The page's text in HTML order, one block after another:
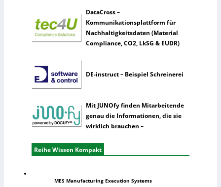
DataCross –
Kommunikationsplattform für
Nachhaltigkeitsdaten (Material
Compliance, CO2, LkSG & EUDR)
DE-instruct – Beispiel Schreinerei
Mit JUNOfy finden Mitarbeitende
genau die Informationen, die sie
wirklich brauchen –
Reihe Wissen Kompakt
MES Manufacturing Execution Systems